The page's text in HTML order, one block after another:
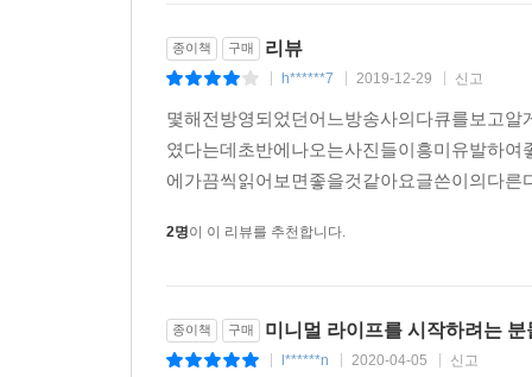
인생철학은 무척 매력적으로 느껴질 것이다.
추천의 글
“짧은 기간 내에 최소한의 노력으로 인생을 변화
“넘쳐나는 물건에 둘러싸여 살아가는 독자들의
종이책 구매 리뷰
h******7 2019-12-29 신고
몇해전방영되었던어느방송사의다큐를보고
였다는데초반에나오는사진들이흥미유발하
에가끔씩읽어보면좋을것같아요글쓴이의다
2명이 이 리뷰를 추천합니다.
종이책 구매 미니멀 라이프를 시작하려는 분
l******n 2020-04-05 신고